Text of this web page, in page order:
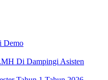
Demo
Di Dampingi Asisten